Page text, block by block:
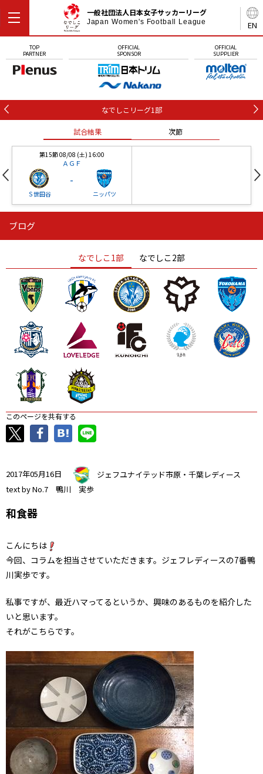
EN
一般社団法人日本女子サッカーリーグ
Japan Women's Football League
TOP
PARTNER
OFFICIAL
SPONSOR
OFFICIAL
SUPPLIER
なでしこリーグ1部
試合結果 次節
第15節 08/08 (土) 16:00
ＡＧＦ
Ｓ世田谷
-
ニッパツ
ニッパツ
ニッパツ 名古屋
石人の星
静岡 愛媛Ｌ
ブログ
なでしこ1部 なでしこ2部
このページを共有する
2017年05月16日
ジェフユナイテッド市原・千葉レディース
text by No.7 鴨川 実歩
和食器
こんにちは
今回、コラムを担当させていただきます。ジェフレディースの7番鴨
川実歩です。
私事ですが、最近ハマってるというか、興味のあるものを紹介した
いと思います。
それがこちらです。